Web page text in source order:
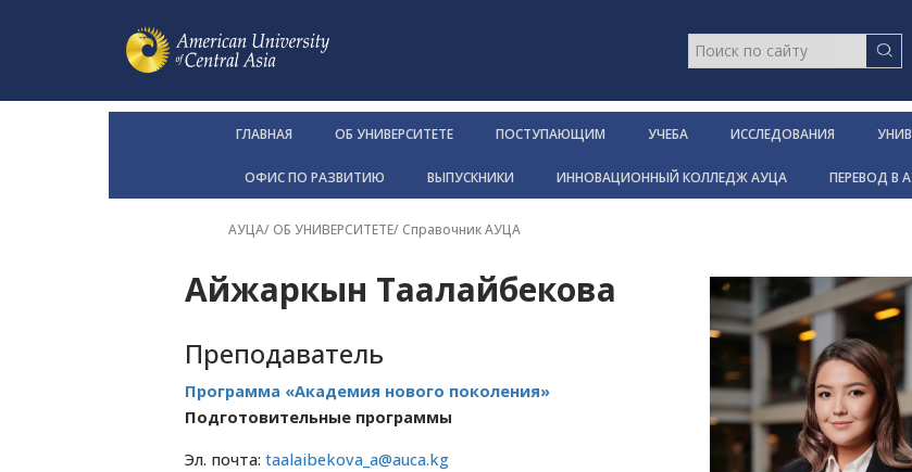
ГЛАВНАЯ ОБ УНИВЕРСИТЕТЕ ПОСТУПАЮЩИМ УЧЕБА ИССЛЕДОВАНИЯ
ОФИС ПО РАЗВИТИЮ ВЫПУСКНИКИ ИННОВАЦИОННЫЙ КОЛЛЕДЖ АУЦА ПЕРЕВОД В
АУЦА/ ОБ УНИВЕРСИТЕТЕ/ Справочник АУЦА
Айжаркын Таалайбекова
Преподаватель
Программа «Академия нового поколения»
Подготовительные программы
Эл. почта: taalaibekova_a@auca.kg